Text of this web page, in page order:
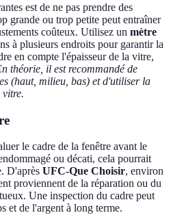
est de ne pas prendre des
grande ou trop petite peut entraîner
coûteux. Utilisez un mètre
à plusieurs endroits pour garantir la
en compte l'épaisseur de la vitre,
théorie, il est recommandé de
(haut, milieu, bas) et d'utiliser la
vitre.
le cadre de la fenêtre avant le
ou décati, cela pourrait
D'après UFC-Que Choisir, environ
proviennent de la réparation ou du
Une inspection du cadre peut
et de l'argent à long terme.